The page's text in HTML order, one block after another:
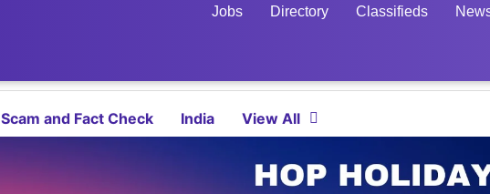
Jobs Directory Classifieds
Scam and Fact Check India View All